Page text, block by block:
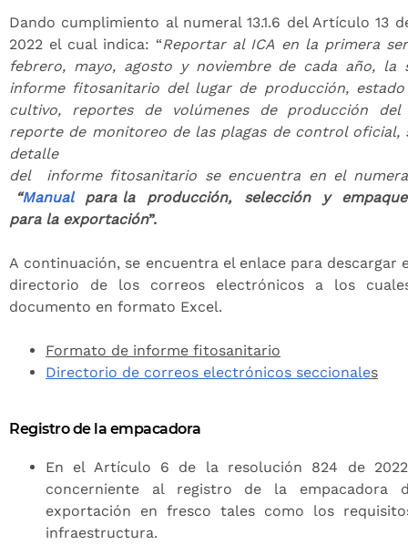
Dando cumplimiento al numeral 13.1.6 del Artículo 13
2022 el cual indica: “Reportar al ICA en la primera
febrero, mayo, agosto y noviembre de cada año, la
informe fitosanitario del lugar de producción,
cultivo, reportes de volúmenes de producción
reporte de monitoreo de las plagas de control oficial,
detalle
del informe fitosanitario se encuentra en el
“Manual para la producción, selección y
para la exportación”.
A continuación, se encuentra el enlace para descargar
directorio de los correos electrónicos a los
documento en formato Excel.
Formato de informe fitosanitario
Directorio de correos electrónicos seccionales
Registro de la empacadora
En el Artículo 6 de la resolución 824 de
concerniente al registro de la empacadora
exportación en fresco tales como los
infraestructura.